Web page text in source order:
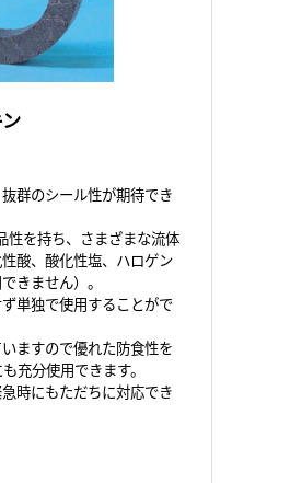
群のシール性が期待でき
性を持ち、さまざまな流体
酸、酸化性塩、ハロゲン
きません）。
単独で使用することがで
ますので優れた防食性を
充分使用できます。
時にもただちに対応でき